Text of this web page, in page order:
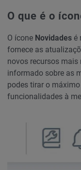
O que é o
O ícone Novidades é
fornece as
novos recursos mais
informado sobre as
podes tirar o
funcionalidades à